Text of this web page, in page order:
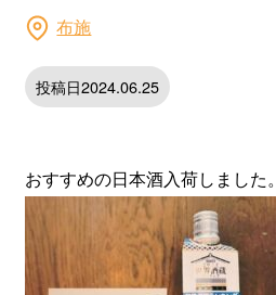
布施
投稿日2024.06.25
おすすめの日本酒入荷しました。